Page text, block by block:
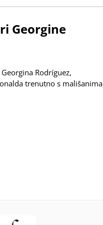
Georgine
Rodríguez,
trenutno s mališanima